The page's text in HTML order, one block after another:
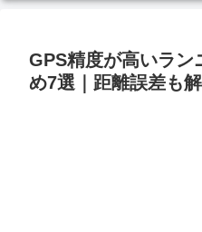
GPS精度が高いラン
め7選｜距離誤差も